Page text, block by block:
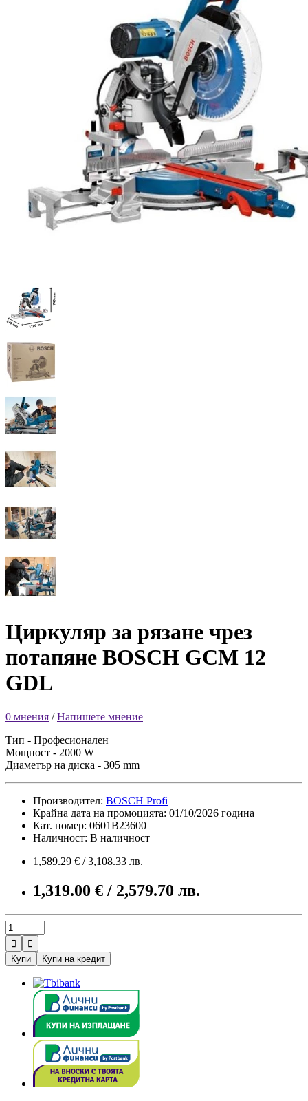
Циркуляр за рязане чрез
потапяне BOSCH GCM 12
GDL
0 мнения /Напишете мнение
Тип - Професионален
Мощност - 2000 W
Диаметър на диска - 305 mm
Производител: BOSCH Profi
Крайна дата на промоцията: 01/10/2026 година
Кат. номер: 0601B23600
Наличност: В наличност
1,589.29 € / 3,108.33 лв.
1,319.00 € / 2,579.70 лв.


Купи
Купи на кредит